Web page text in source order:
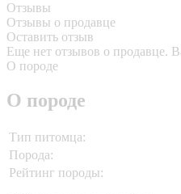
Отзывы
Отзывы о продавце
Оставить отзыв
Еще нет отзывов о продавце.
О породе
О породе
Тип питомца:
Порода:
Рейтинг породы: